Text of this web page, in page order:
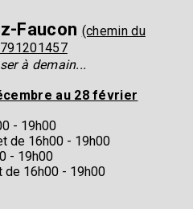
Faucon (chemin du
à demain...
au 28 février
- 19h00
de 16h00 - 19h00
- 19h00
de 16h00 - 19h00